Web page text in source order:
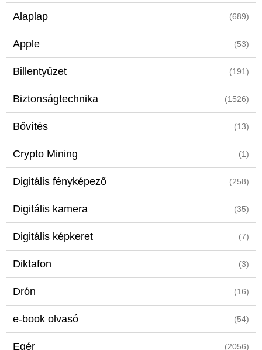
Alaplap (689)
Apple (53)
Billentyűzet (191)
Biztonságtechnika (1526)
Bővítés (13)
Crypto Mining (1)
Digitális fényképező (258)
Digitális kamera (35)
Digitális képkeret (7)
Diktafon (3)
Drón (16)
e-book olvasó (54)
Egér (2056)